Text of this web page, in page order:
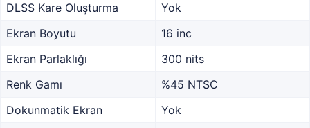
DLSS Kare Oluşturma
Yok
Ekran Boyutu
16 inc
Ekran Parlaklığı
300 nits
Renk Gamı
%45 NTSC
Dokunmatik Ekran
Yok